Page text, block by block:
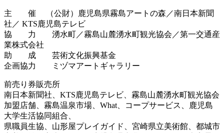
主 催 （公財）鹿児島県霧島アートの森／南日本新聞
社／ KTS鹿児島テレビ
協 力 湧水町／霧島山麓湧水町観光協会／第一交通産
業株式会社
助 成 芸術文化振興基金
企画協力 ミヅマアートギャラリー
前売り券販売所
南日本新聞社、KTS鹿児島テレビ、霧島山麓湧水町観光協会
加盟店舗、霧島温泉市場、What、コープサービス、鹿児島
大学生活協同組合、
県職員生協、山形屋プレイガイド、宮崎県立美術館、都城市